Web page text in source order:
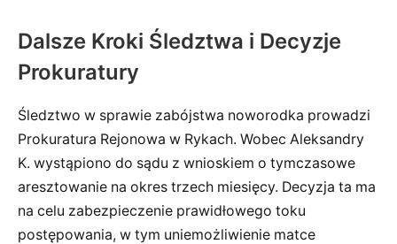
Dalsze Kroki Śledztwa i Decyzje
Prokuratury
Śledztwo w sprawie zabójstwa noworodka prowadzi
Prokuratura Rejonowa w Rykach. Wobec Aleksandry
K. wystąpiono do sądu z wnioskiem o tymczasowe
aresztowanie na okres trzech miesięcy. Decyzja ta ma
na celu zabezpieczenie prawidłowego toku
postępowania, w tym uniemożliwienie matce